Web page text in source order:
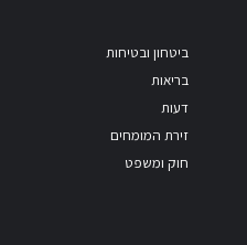
ביטחון ובטיחות
בריאות
דעות
זירת המומחים
חוק ומשפט